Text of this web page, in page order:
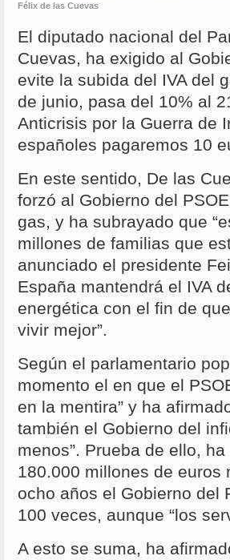
Félix de las Cuevas
El diputado nacional del
Cuevas, ha exigido al
evite la subida del IVA del
de junio, pasa del 10% al
Anticrisis por la Guerra de
españoles pagaremos 10
En este sentido, De las
forzó al Gobierno del
gas, y ha subrayado que
millones de familias que
anunciado el presidente
España mantendrá el IVA
energética con el fin de
vivir mejor”.
Según el parlamentario
momento el en que el
en la mentira” y ha
también el Gobierno del
menos”. Prueba de ello,
180.000 millones de euros
ocho años el Gobierno del
100 veces, aunque “los
A esto se suma, ha